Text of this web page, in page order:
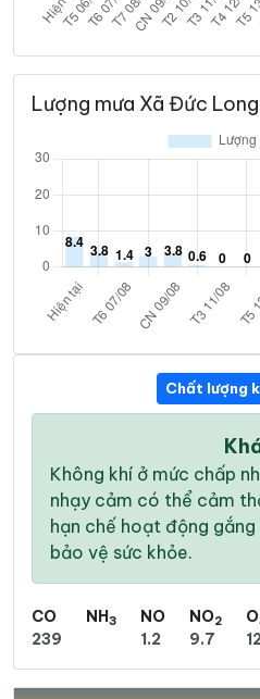
Lượng mưa Xã Đức
Chất lượng
Không khí ở mức chấp
nhạy cảm có thể cảm
hạn chế hoạt động
bảo vệ sức khỏe.
CO
239
NH3
NO
1.2
NO2
9.7
O